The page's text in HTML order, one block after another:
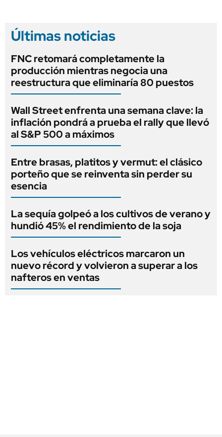
Últimas noticias
FNC retomará completamente la
producción mientras negocia una
reestructura que eliminaría 80 puestos
Wall Street enfrenta una semana clave: la
inflación pondrá a prueba el rally que llevó
al S&P 500 a máximos
Entre brasas, platitos y vermut: el clásico
porteño que se reinventa sin perder su
esencia
La sequía golpeó a los cultivos de verano y
hundió 45% el rendimiento de la soja
Los vehículos eléctricos marcaron un
nuevo récord y volvieron a superar a los
nafteros en ventas